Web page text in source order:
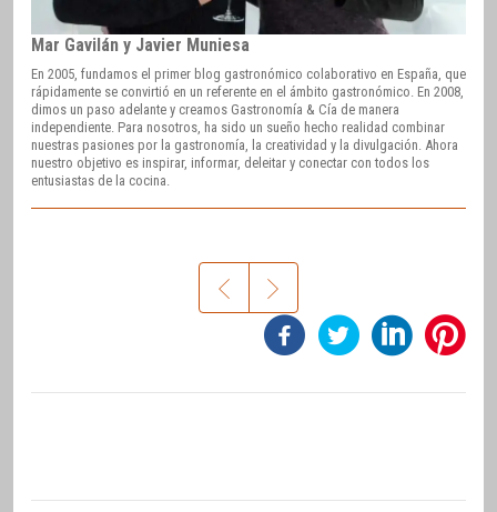
Mar Gavilán y Javier Muniesa
En 2005, fundamos el primer blog gastronómico colaborativo en España, que
rápidamente se convirtió en un referente en el ámbito gastronómico. En 2008,
dimos un paso adelante y creamos Gastronomía & Cía de manera
independiente. Para nosotros, ha sido un sueño hecho realidad combinar
nuestras pasiones por la gastronomía, la creatividad y la divulgación. Ahora
nuestro objetivo es inspirar, informar, deleitar y conectar con todos los
entusiastas de la cocina.